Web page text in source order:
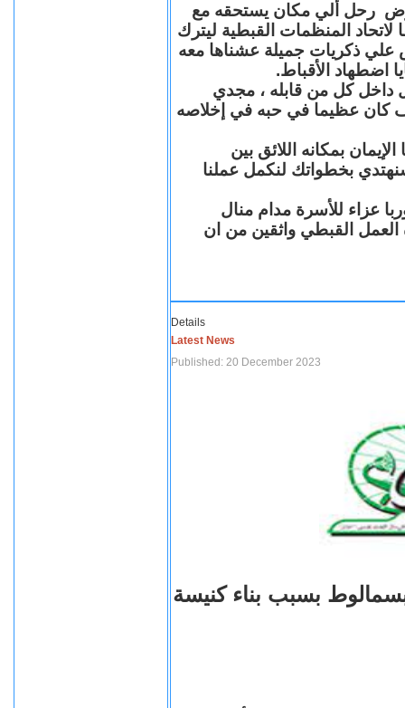
رحل ألي مكان يستحقه مع
المنظمات القبطية ليترك
علي ذكريات جميلة عشناها معه
اضطهاد الأقباط.
داخل كل من قابله ، مجدي
عظيما في حبه في إخلاصه
بمكانه اللائق بين
بخطواتك لنكمل عملنا
عزاء للأسرة مدام منال
العمل القبطي واثقين من ان
Details
Latest News
Published: 20 December 2023
بسبب بناء كنيسة